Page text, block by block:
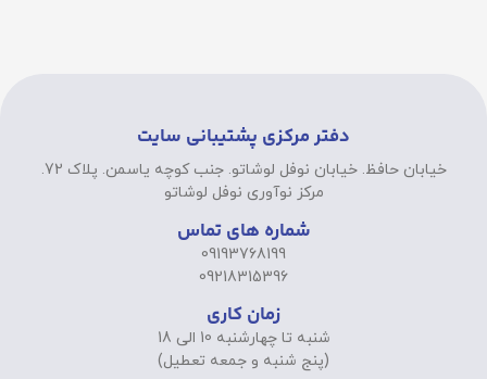
دفتر مرکزی پشتیبانی سایت
خیابان حافظ. خیابان نوفل لوشاتو. جنب کوچه یاسمن. پلاک 72.
مرکز نوآوری نوفل لوشاتو
شماره های تماس
09193768199
09218315396
زمان کاری
شنبه تا چهارشنبه 10 الی 18
(پنج شنبه و جمعه تعطیل)